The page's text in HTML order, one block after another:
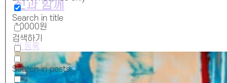
Search in title
검색하기
Search in posts
신과 함께
10000원
미 등록